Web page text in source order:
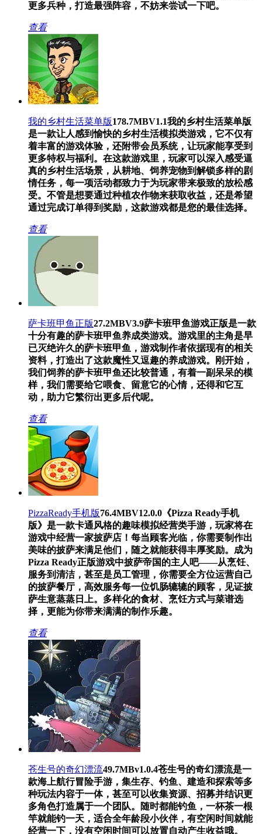
更多兵种，打造最强阵容，不妨来尝试一下吧。
查看
我的乡村生活菜单版178.7MBV1.1我的乡村生活菜单版
是一款让人感到愉快的乡村生活模拟类游戏，它不仅有
着丰富的游戏体验，还附带会员系统，让玩家能享受到
更多特权与福利。在这款游戏里，玩家可以深入感受逼
真的乡村生活场景，从耕地、饲养宠物到解锁多样的剧
情任务，每一项活动都致力于为玩家带来极致的放松感
受。不管是想要通过种植农作物来获取收益，还是希望
通过完成订单得到奖励，这款游戏都是您的最佳选择。
查看
萨卡班甲鱼正版27.2MBV3.9萨卡班甲鱼游戏正版是一款
十分有趣的萨卡班甲鱼养成类游戏。游戏里的主角是早
已灭绝许久的萨卡班甲鱼，游戏制作者依据现有的相关
资料，打造出了这款魔性又逗趣的养成游戏。刚开始，
我们饲养的萨卡班甲鱼还比较普通，有着一副呆呆的模
样，我们需要给它喂食、留意它的心情，还得和它互
动，助力它繁衍出更多后代呢。
查看
PizzaReady手机版76.4MBV12.0.0 《Pizza Ready手机
版》是一款卡通风格的趣味模拟经营类手游，玩家将在
游戏中经营一家披萨店！每当顾客光临，你需要制作出
美味的披萨来满足他们，随之就能获得丰厚奖励。成为
Pizza Ready正版游戏中披萨帝国的主人吧——从烹饪、
服务到清洁，甚至是员工管理，你需要全方位运营自己
的披萨餐厅，高效服务每一位饥肠辘辘的顾客，见证披
萨生意蒸蒸日上。多样化的食材、烹饪方式与菜谱选
择，更能为你带来满满的制作乐趣。
查看
苍生号的奇幻漂流49.7MBv1.0.4苍生号的奇幻漂流是一
款海上航行冒险手游，集生存、钓鱼、建造和探索等多
种玩法内容于一体，甚至可以收集资源、招募并结识更
多角色打造属于一个团队。随时都能钓鱼，一杯茶一根
竿就能钓一天，适合全年龄段小伙伴，有空闲时间就能
经营一下，没有空闲时间可以放置自动产生收益哦。